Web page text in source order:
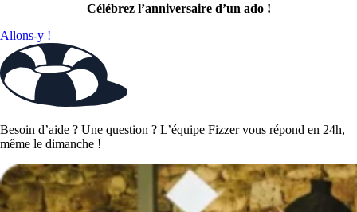
Célébrez l’anniversaire d’un ado !
Allons-y !
Besoin d’aide ? Une question ? L’équipe Fizzer vous répond en 24h,
même le dimanche !